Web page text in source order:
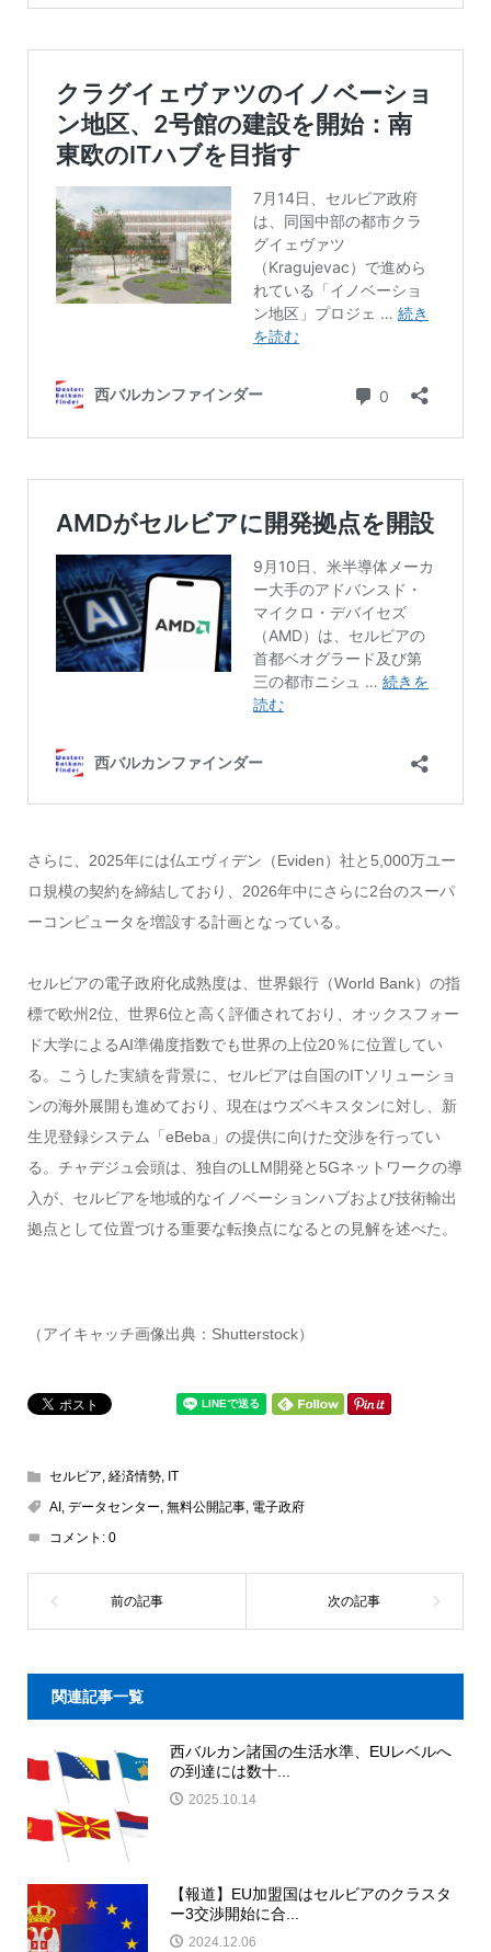
さらに、2025年には仏エヴィデン（Eviden）社と5,000万ユー
ロ規模の契約を締結しており、2026年中にさらに2台のスーパ
ーコンピュータを増設する計画となっている。
セルビアの電子政府化成熟度は、世界銀行（World Bank）の指
標で欧州2位、世界6位と高く評価されており、オックスフォー
ド大学によるAI準備度指数でも世界の上位20％に位置してい
る。こうした実績を背景に、セルビアは自国のITソリューショ
ンの海外展開も進めており、現在はウズベキスタンに対し、新
生児登録システム「eBeba」の提供に向けた交渉を行ってい
る。チャデジュ会頭は、独自のLLM開発と5Gネットワークの導
入が、セルビアを地域的なイノベーションハブおよび技術輸出
拠点として位置づける重要な転換点になるとの見解を述べた。
（アイキャッチ画像出典：Shutterstock）
セルビア, 経済情勢, IT
AI , データセンター, 無料公開記事, 電子政府
コメント: 0
関連記事一覧
西バルカン諸国の生活水準、EUレベルへ
の到達には数十...
2025.10.14
【報道】EU加盟国はセルビアのクラスタ
ー3交渉開始に合...
2024.12.06